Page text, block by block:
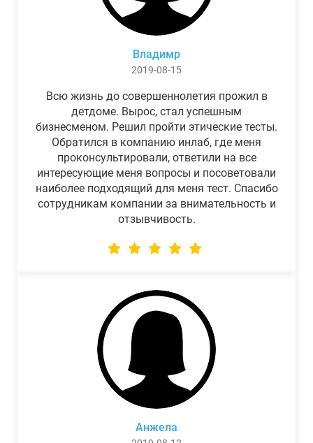
Владимр
2019-08-15
Всю жизнь до совершеннолетия прожил в
детдоме. Вырос, стал успешным
бизнесменом. Решил пройти этические тесты.
Обратился в компанию инлаб, где меня
проконсультировали, ответили на все
интересующие меня вопросы и посоветовали
наиболее подходящий для меня тест. Спасибо
сотрудникам компании за внимательность и
отзывчивость.
Анжела